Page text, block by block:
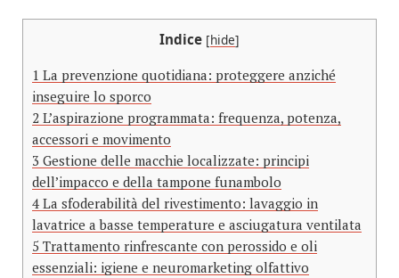
Indice [hide]
1 La prevenzione quotidiana: proteggere anziché
inseguire lo sporco
2 L’aspirazione programmata: frequenza, potenza,
accessori e movimento
3 Gestione delle macchie localizzate: principi
dell’impacco e della tampone funambolo
4 La sfoderabilità del rivestimento: lavaggio in
lavatrice a basse temperature e asciugatura ventilata
5 Trattamento rinfrescante con perossido e oli
essenziali: igiene e neuromarketing olfattivo